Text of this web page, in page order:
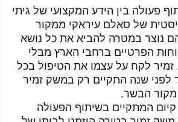
פעולה בין הידע המקצועי של גיתי
של סאלם עיראקי ממקור
נוצר במטרה להביא את כל נושא
הפרטיים ברחבי הארץ מבלי
זמיר לקח על עצמו את הטיפול בכל
לפני שנה התקיים רק במשק זמיר
מקור הבשר.
קיום המתקיים בשיתוף הפעולה